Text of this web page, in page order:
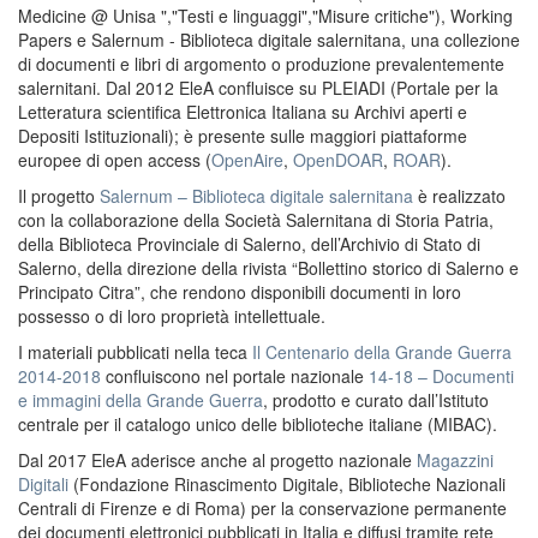
Medicine @ Unisa ","Testi e linguaggi","Misure critiche"), Working
Papers e Salernum - Biblioteca digitale salernitana, una collezione
di documenti e libri di argomento o produzione prevalentemente
salernitani. Dal 2012 EleA confluisce su PLEIADI (Portale per la
Letteratura scientifica Elettronica Italiana su Archivi aperti e
Depositi Istituzionali); è presente sulle maggiori piattaforme
europee di open access (OpenAire, OpenDOAR, ROAR).
Il progetto Salernum – Biblioteca digitale salernitana è realizzato
con la collaborazione della Società Salernitana di Storia Patria,
della Biblioteca Provinciale di Salerno, dell’Archivio di Stato di
Salerno, della direzione della rivista “Bollettino storico di Salerno e
Principato Citra”, che rendono disponibili documenti in loro
possesso o di loro proprietà intellettuale.
I materiali pubblicati nella teca Il Centenario della Grande Guerra
2014-2018 confluiscono nel portale nazionale 14-18 – Documenti
e immagini della Grande Guerra, prodotto e curato dall’Istituto
centrale per il catalogo unico delle biblioteche italiane (MIBAC).
Dal 2017 EleA aderisce anche al progetto nazionale Magazzini
Digitali (Fondazione Rinascimento Digitale, Biblioteche Nazionali
Centrali di Firenze e di Roma) per la conservazione permanente
dei documenti elettronici pubblicati in Italia e diffusi tramite rete